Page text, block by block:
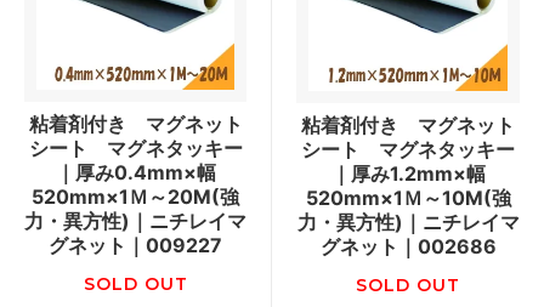
粘着剤付き マグネット
シート マグネタッキー
｜厚み0.4mm×幅
520mm×1Ｍ～20M(強
力・異方性)｜ニチレイマ
グネット｜009227
SOLD OUT
粘着剤付き マグネット
シート マグネタッキー
｜厚み1.2mm×幅
520mm×1Ｍ～10M(強
力・異方性)｜ニチレイマ
グネット｜002686
SOLD OUT